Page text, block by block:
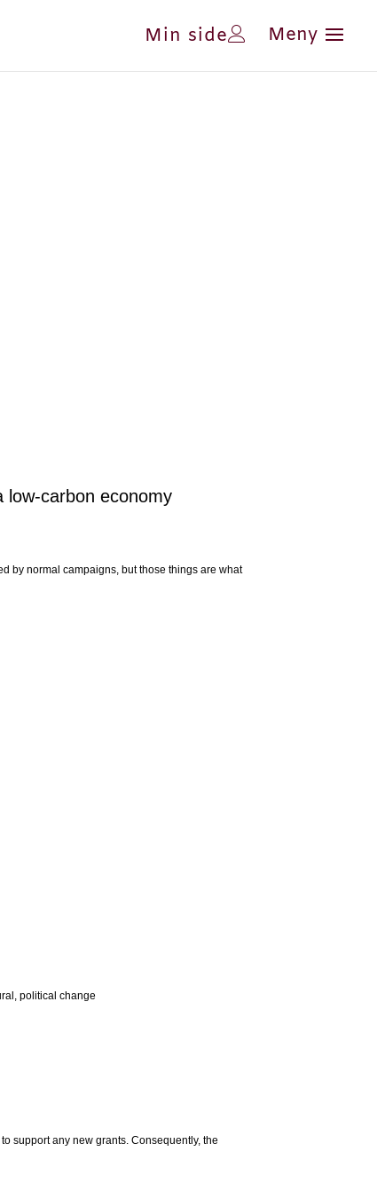
Min side
low-carbon economy
by normal campaigns, but those things are what
political change
support any new grants. Consequently, the